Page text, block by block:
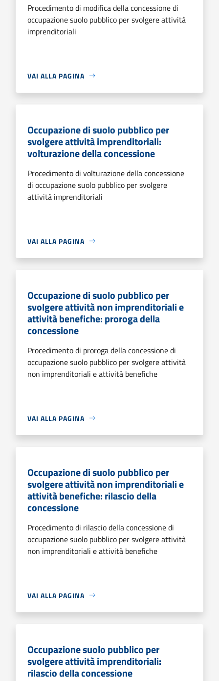
Procedimento di modifica della concessione di
occupazione suolo pubblico per svolgere attività
imprenditoriali
VAI ALLA PAGINA
Occupazione di suolo pubblico per
svolgere attività imprenditoriali:
volturazione della concessione
Procedimento di volturazione della concessione
di occupazione suolo pubblico per svolgere
attività imprenditoriali
VAI ALLA PAGINA
Occupazione di suolo pubblico per
svolgere attività non imprenditoriali e
attività benefiche: proroga della
concessione
Procedimento di proroga della concessione di
occupazione suolo pubblico per svolgere attività
non imprenditoriali e attività benefiche
VAI ALLA PAGINA
Occupazione di suolo pubblico per
svolgere attività non imprenditoriali e
attività benefiche: rilascio della
concessione
Procedimento di rilascio della concessione di
occupazione suolo pubblico per svolgere attività
non imprenditoriali e attività benefiche
VAI ALLA PAGINA
Occupazione suolo pubblico per
svolgere attività imprenditoriali:
rilascio della concessione